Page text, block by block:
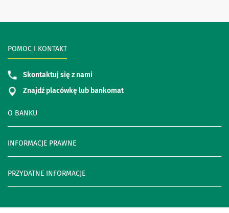
O BANKU
INFORMACJE PRAWNE
PRZYDATNE INFORMACJE
POMOC I KONTAKT
Skontaktuj się z nami
Znajdź placówkę lub bankomat